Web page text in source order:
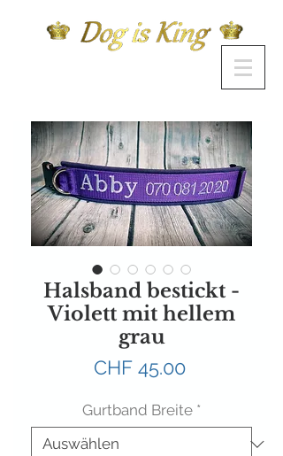
Halsband bestickt -
Violett mit hellem
grau
CHF 45.00Preis
Gurtband Breite *